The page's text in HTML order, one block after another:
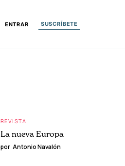
ENTRAR SUSCRÍBETE
REVISTA
La nueva Europa
por Antonio Navalón